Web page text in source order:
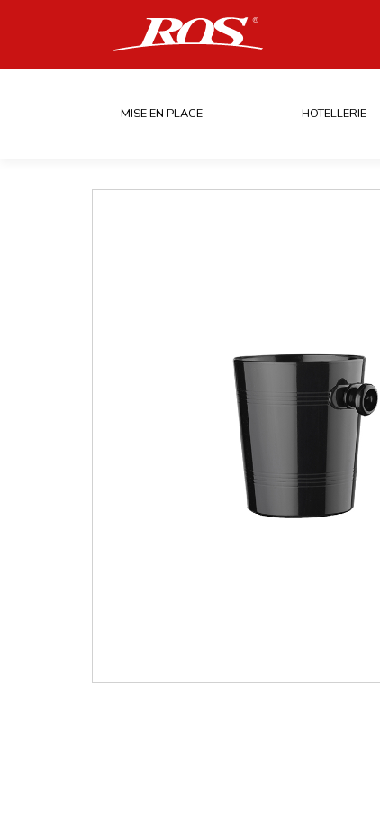
MISE EN PLACE HOTELLERIE